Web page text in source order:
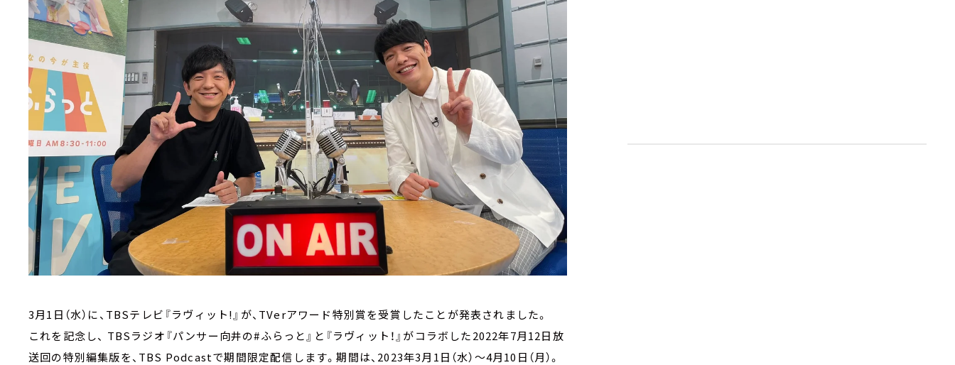
3月1日（水）に、TBSテレビ『ラヴィット!』が、TVerアワード特別賞を受賞したことが発表されました。
これを記念し、 TBSラジオ『パンサー向井の#ふらっと』と『ラヴィット！』がコラボした2022年7月12日放
送回の特別編集版を、TBS Podcastで期間限定配信します。期間は、2023年3月1日（水）～4月10日（月）。